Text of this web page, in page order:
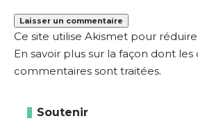
Ce site utilise Akismet pour
En savoir plus sur la façon dont
commentaires sont traitées.
Soutenir